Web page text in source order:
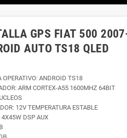
GPS FIAT 500
AUTO TS18 QLED
OPERATIVO: ANDROID TS18
ARM CORTEX-A55 1600MHZ 64BIT
12V TEMPERATURA ESTABLE
DSP AUX